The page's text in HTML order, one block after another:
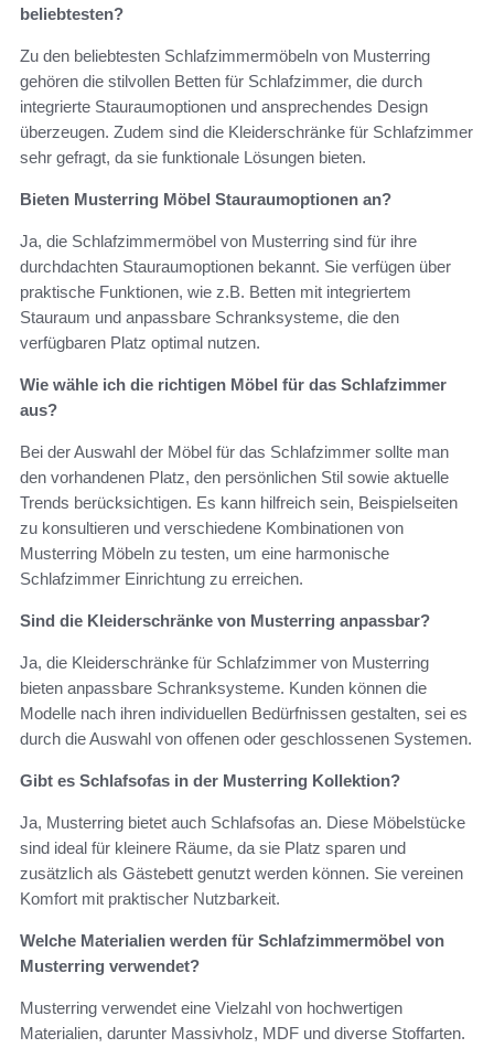
beliebtesten?
Zu den beliebtesten Schlafzimmermöbeln von Musterring
gehören die stilvollen Betten für Schlafzimmer, die durch
integrierte Stauraumoptionen und ansprechendes Design
überzeugen. Zudem sind die Kleiderschränke für Schlafzimmer
sehr gefragt, da sie funktionale Lösungen bieten.
Bieten Musterring Möbel Stauraumoptionen an?
Ja, die Schlafzimmermöbel von Musterring sind für ihre
durchdachten Stauraumoptionen bekannt. Sie verfügen über
praktische Funktionen, wie z.B. Betten mit integriertem
Stauraum und anpassbare Schranksysteme, die den
verfügbaren Platz optimal nutzen.
Wie wähle ich die richtigen Möbel für das Schlafzimmer
aus?
Bei der Auswahl der Möbel für das Schlafzimmer sollte man
den vorhandenen Platz, den persönlichen Stil sowie aktuelle
Trends berücksichtigen. Es kann hilfreich sein, Beispielseiten
zu konsultieren und verschiedene Kombinationen von
Musterring Möbeln zu testen, um eine harmonische
Schlafzimmer Einrichtung zu erreichen.
Sind die Kleiderschränke von Musterring anpassbar?
Ja, die Kleiderschränke für Schlafzimmer von Musterring
bieten anpassbare Schranksysteme. Kunden können die
Modelle nach ihren individuellen Bedürfnissen gestalten, sei es
durch die Auswahl von offenen oder geschlossenen Systemen.
Gibt es Schlafsofas in der Musterring Kollektion?
Ja, Musterring bietet auch Schlafsofas an. Diese Möbelstücke
sind ideal für kleinere Räume, da sie Platz sparen und
zusätzlich als Gästebett genutzt werden können. Sie vereinen
Komfort mit praktischer Nutzbarkeit.
Welche Materialien werden für Schlafzimmermöbel von
Musterring verwendet?
Musterring verwendet eine Vielzahl von hochwertigen
Materialien, darunter Massivholz, MDF und diverse Stoffarten.